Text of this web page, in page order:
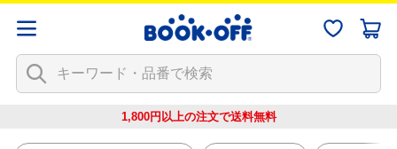
1,800円以上の注文で送料無料